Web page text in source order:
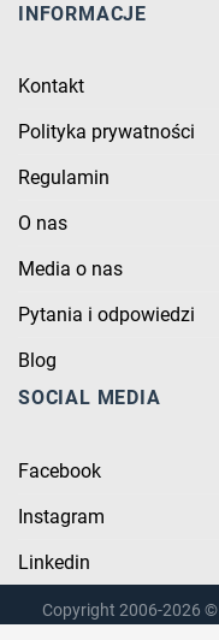
INFORMACJE
Kontakt
Polityka prywatności
Regulamin
O nas
Media o nas
Pytania i odpowiedzi
Blog
SOCIAL MEDIA
Facebook
Instagram
Linkedin
Copyright 2006-2026 ©